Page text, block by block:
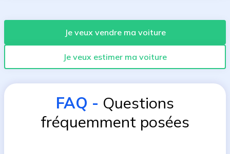
Je veux vendre ma voiture
Je veux estimer ma voiture
FAQ - Questions
fréquemment posées